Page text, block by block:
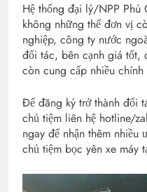
Hệ thống đại lý/NPP Phú
không những thế đơn vị
nghiệp, công ty nước
đối tác, bên cạnh giá tốt,
còn cung cấp nhiều
Để đăng ký trở thành đối
chủ tiệm liên hệ hotline/
ngay để nhận thêm
chủ tiệm bọc yên xe máy